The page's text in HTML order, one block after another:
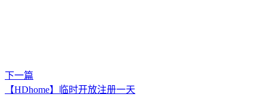
下一篇
【HDhome】临时开放注册一天